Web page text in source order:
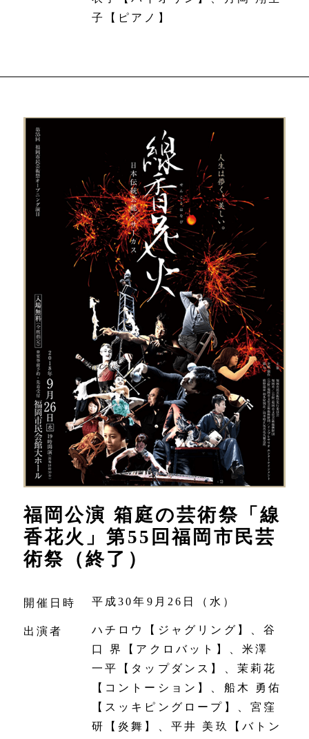
子【ピアノ】
福岡公演 箱庭の芸術祭「線
香花火」第55回福岡市民芸
術祭（終了）
開催日時 平成30年9月26日（水）
出演者
ハチロウ【ジャグリング】、谷
口 界【アクロバット】、米澤
一平【タップダンス】、茉莉花
【コントーション】、船木 勇佑
【スッキピングロープ】、宮窪
研【炎舞】、平井 美玖【バトン